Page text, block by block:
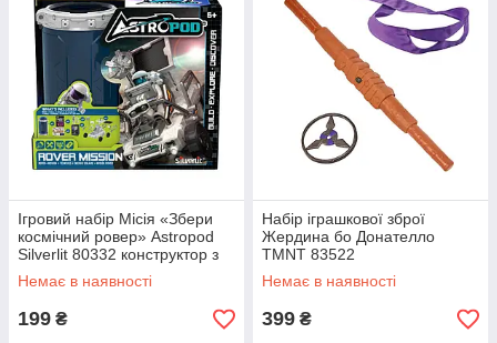
Ігровий набір Місія «Збери
космічний ровер» Astropod
Silverlit 80332 конструктор з
фігуркою
Немає в наявності
199 ₴
Набір іграшкової зброї
Жердина бо Донателло
TMNT 83522
трансформується
Немає в наявності
399 ₴